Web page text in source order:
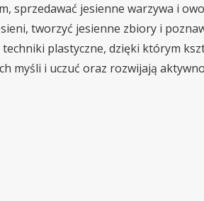
sprzedawać jesienne warzywa i
tworzyć jesienne zbiory i
plastyczne, dzięki którym
myśli i uczuć oraz rozwijają